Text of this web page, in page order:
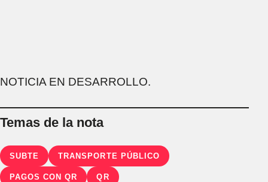
NOTICIA EN DESARROLLO.
Temas de la nota
SUBTE TRANSPORTE PÚBLICO
PAGOS CON QR QR